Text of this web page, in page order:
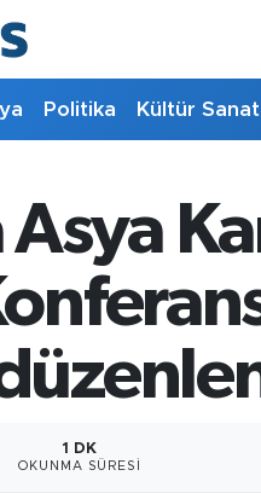
Politika Kültür
1 DK
OKUNMA SÜRESI